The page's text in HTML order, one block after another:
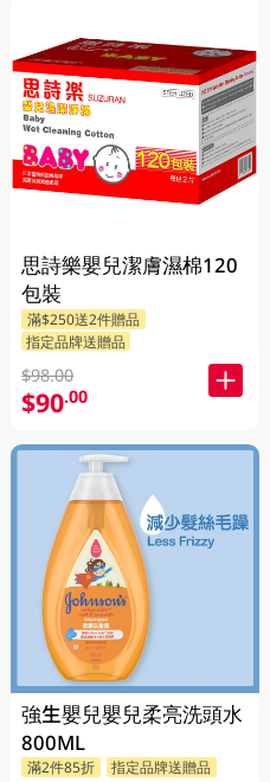
思詩樂嬰兒潔膚濕棉120
包裝
滿$250送2件贈品
指定品牌送贈品
$98.00
$90.00
強生嬰兒嬰兒柔亮洗頭水
800ML
滿2件85折 指定品牌送贈品